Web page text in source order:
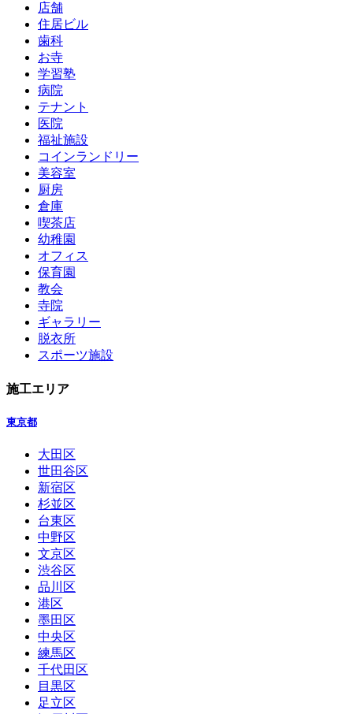
店舗
住居ビル
歯科
お寺
学習塾
病院
テナント
医院
福祉施設
コインランドリー
美容室
厨房
倉庫
喫茶店
幼稚園
オフィス
保育園
教会
寺院
ギャラリー
脱衣所
スポーツ施設
施工エリア
東京都
大田区
世田谷区
新宿区
杉並区
台東区
中野区
文京区
渋谷区
品川区
港区
墨田区
中央区
練馬区
千代田区
目黒区
足立区